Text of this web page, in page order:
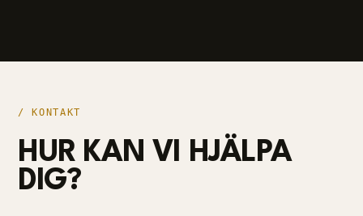
/ KONTAKT
HUR KAN VI HJÄLPA
DIG?